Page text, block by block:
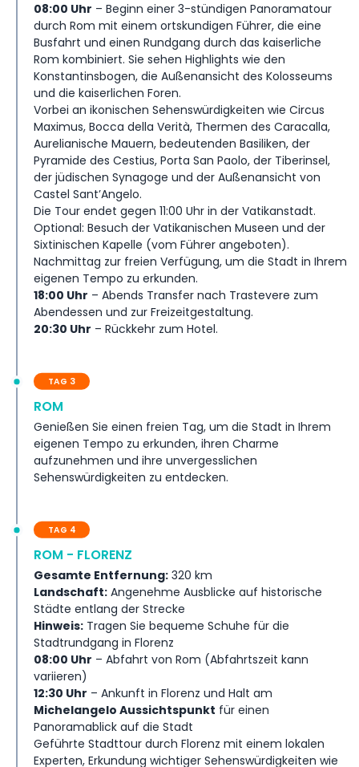
08:00 Uhr – Beginn einer 3-stündigen Panoramatour
durch Rom mit einem ortskundigen Führer, die eine
Busfahrt und einen Rundgang durch das kaiserliche
Rom kombiniert. Sie sehen Highlights wie den
Konstantinsbogen, die Außenansicht des Kolosseums
und die kaiserlichen Foren.
Vorbei an ikonischen Sehenswürdigkeiten wie Circus
Maximus, Bocca della Verità, Thermen des Caracalla,
Aurelianische Mauern, bedeutenden Basiliken, der
Pyramide des Cestius, Porta San Paolo, der Tiberinsel,
der jüdischen Synagoge und der Außenansicht von
Castel Sant’Angelo.
Die Tour endet gegen 11:00 Uhr in der Vatikanstadt.
Optional: Besuch der Vatikanischen Museen und der
Sixtinischen Kapelle (vom Führer angeboten).
Nachmittag zur freien Verfügung, um die Stadt in Ihrem
eigenen Tempo zu erkunden.
18:00 Uhr – Abends Transfer nach Trastevere zum
Abendessen und zur Freizeitgestaltung.
20:30 Uhr – Rückkehr zum Hotel.
TAG 3
ROM
Genießen Sie einen freien Tag, um die Stadt in Ihrem
eigenen Tempo zu erkunden, ihren Charme
aufzunehmen und ihre unvergesslichen
Sehenswürdigkeiten zu entdecken.
TAG 4
ROM - FLORENZ
Gesamte Entfernung: 320 km
Landschaft: Angenehme Ausblicke auf historische
Städte entlang der Strecke
Hinweis: Tragen Sie bequeme Schuhe für die
Stadtrundgang in Florenz
08:00 Uhr – Abfahrt von Rom (Abfahrtszeit kann
variieren)
12:30 Uhr – Ankunft in Florenz und Halt am
Michelangelo Aussichtspunkt für einen
Panoramablick auf die Stadt
Geführte Stadttour durch Florenz mit einem lokalen
Experten, Erkundung wichtiger Sehenswürdigkeiten wie